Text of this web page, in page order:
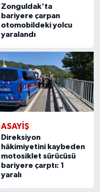
Zonguldak'ta
bariyere çarpan
otomobildeki yolcu
yaralandı
ASAYIŞ
Direksiyon
hâkimiyetini kaybeden
motosiklet sürücüsü
bariyere çarptı: 1
yaralı